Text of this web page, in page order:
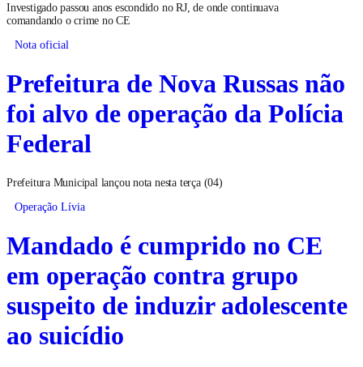
Investigado passou anos escondido no RJ, de onde continuava
comandando o crime no CE
Nota oficial
Prefeitura de Nova Russas não
foi alvo de operação da Polícia
Federal
Prefeitura Municipal lançou nota nesta terça (04)
Operação Lívia
Mandado é cumprido no CE
em operação contra grupo
suspeito de induzir adolescente
ao suicídio